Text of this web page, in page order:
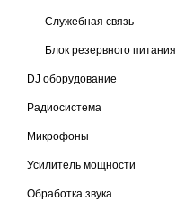
Cлужебная связь
Блок резервного питания
DJ оборудование
Радиосистема
Микрофоны
Усилитель мощности
Обработка звука